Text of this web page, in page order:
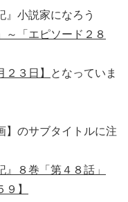
』小説家になろう
～「エピソード２８
３日】
となっていま
】のサブタイトルに注
』８巻「第４８話」
】